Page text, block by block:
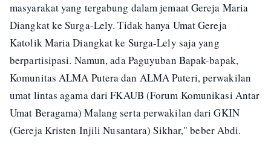
masyarakat yang tergabung dalam jemaat Gereja Maria
Diangkat ke Surga-Lely. Tidak hanya Umat Gereja
Katolik Maria Diangkat ke Surga-Lely saja yang
berpartisipasi. Namun, ada Paguyuban Bapak-bapak,
Komunitas ALMA Putera dan ALMA Puteri, perwakilan
umat lintas agama dari FKAUB (Forum Komunikasi Antar
Umat Beragama) Malang serta perwakilan dari GKIN
(Gereja Kristen Injili Nusantara) Sikhar," beber Abdi.